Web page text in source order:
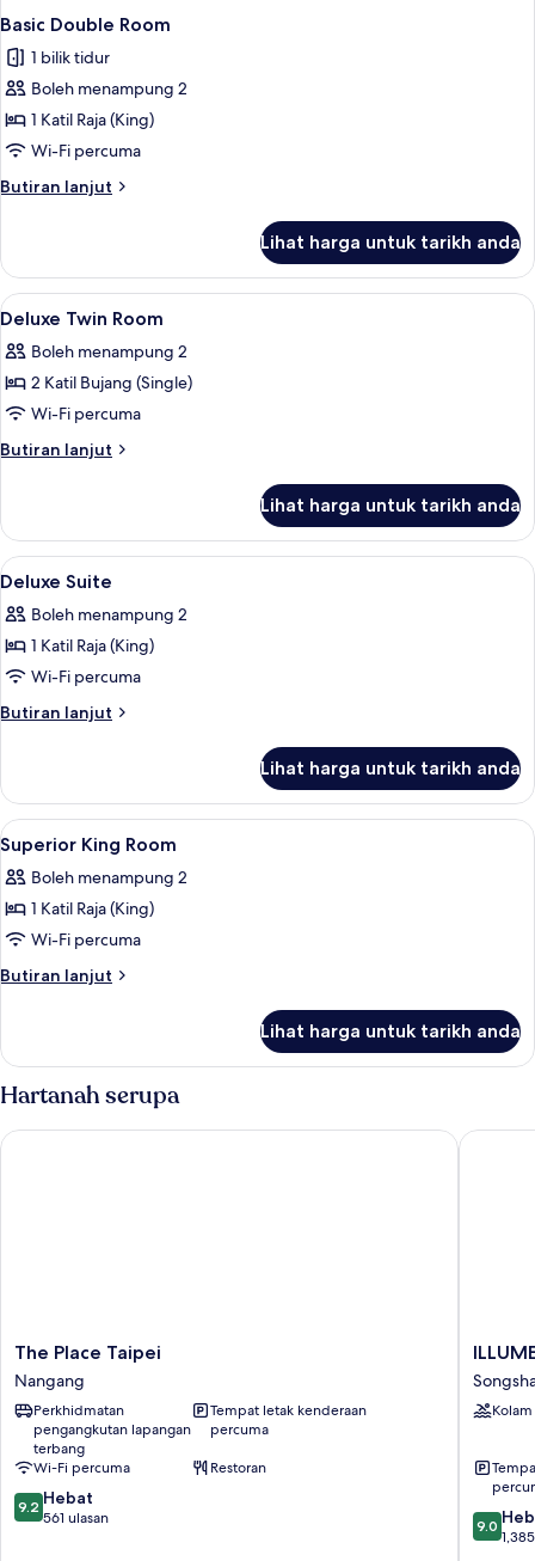
Basic Double Room
1 bilik tidur
Boleh menampung 2
1 Katil Raja (King)
Wi-Fi percuma
Butiran lanjut
Butiran
Double
Room
Lihat harga untuk tarikh anda
Lihat
semua
foto
untuk
Deluxe
Twin
Peralatan tempat tidur premium,
9
Deluxe Twin Room
Boleh menampung 2
2 Katil Bujang (Single)
Wi-Fi percuma
Butiran lanjut
Butiran
Twin
Room
Lihat harga untuk tarikh anda
Lihat
semua
foto
untuk
Deluxe
Suite
Peralatan tempat tidur premium,
6
Deluxe Suite
Boleh menampung 2
1 Katil Raja (King)
Wi-Fi percuma
Butiran lanjut
Butiran
Suite
Lihat harga untuk tarikh anda
Lihat
semua
foto
untuk
Superior
King
Peralatan tempat tidur premium,
9
Superior King Room
Boleh menampung 2
1 Katil Raja (King)
Wi-Fi percuma
Butiran lanjut
Butiran
King
Lihat harga untuk tarikh anda
Hartanah serupa
The
Place
Taipei
Nangang
The Place Taipei
Nangang
Perkhidmatan
pengangkutan lapangan
terbang
Tempat letak kenderaan
percuma
Wi-Fi percuma
Restoran
9.2
daripada
9.2 Hebat
561 ulasan
The Place Taipei
ILLUME
TAIPEI
9.0
9.0
ILLUME